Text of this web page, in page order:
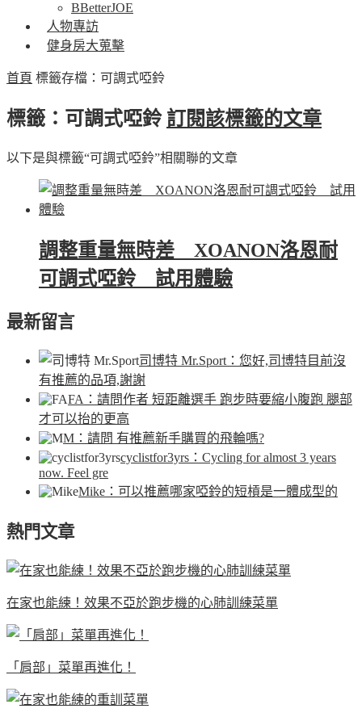
BBetterJOE
人物專訪
健身房大蒐擊
首頁 標籤存檔：可調式啞鈴
標籤：可調式啞鈴 訂閱該標籤的文章
以下是與標籤“可調式啞鈴”相關聯的文章
調整重量無時差 XOANON洛恩耐
可調式啞鈴 試用體驗
最新留言
司博特 Mr.Sport ：您好,司博特目前沒
有推薦的品項,謝謝
FA ：請問作者 短距離選手 跑步時要縮小腹跑 腿部
才可以抬的更高
M ：請問 有推薦新手購買的飛輪嗎?
cyclistfor3yrs ：Cycling for almost 3 years
now. Feel gre
Mike ：可以推薦哪家啞鈴的短槓是一體成型的
熱門文章
在家也能練！效果不亞於跑步機的心肺訓練菜單
「肩部」菜單再進化！